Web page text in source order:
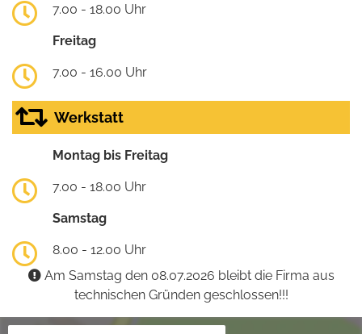
7.00 - 18.00 Uhr
Freitag
7.00 - 16.00 Uhr
Werkstatt
Montag bis Freitag
7.00 - 18.00 Uhr
Samstag
8.00 - 12.00 Uhr
Am Samstag den 08.07.2026 bleibt die Firma aus
technischen Gründen geschlossen!!!